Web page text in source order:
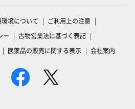
環境について
ご利用上の注意
ー
古物営業法に基づく表記
医薬品の販売に関する表示 会社案内